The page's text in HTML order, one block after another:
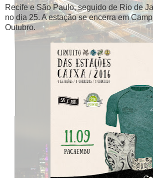
Recife e São Paulo, seguido de Rio de
no dia 25. A estação se encerra em
Outubro.